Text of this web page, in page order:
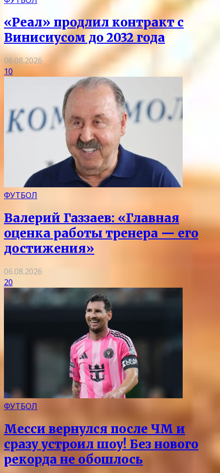
«Реал» продлил контракт с
Винисиусом до 2032 года
06.08.2026
10
ФУТБОЛ
Валерий Газзаев: «Главная
оценка работы тренера — его
достижения»
06.08.2026
20
ФУТБОЛ
Месси вернулся после ЧМ и
сразу устроил шоу! Без нового
рекорда не обошлось